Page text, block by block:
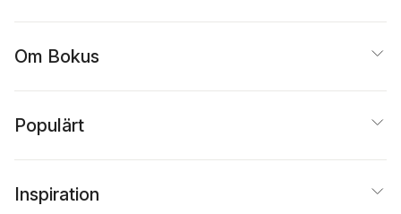
Om Bokus
Populärt
Inspiration